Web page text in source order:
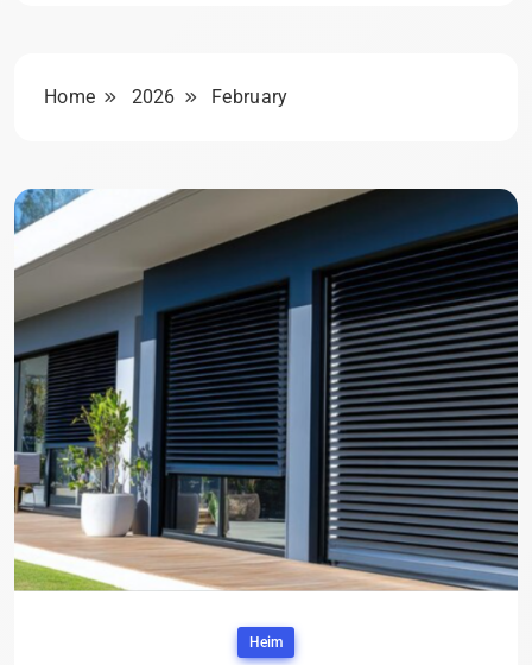
Home 2026 February
Heim